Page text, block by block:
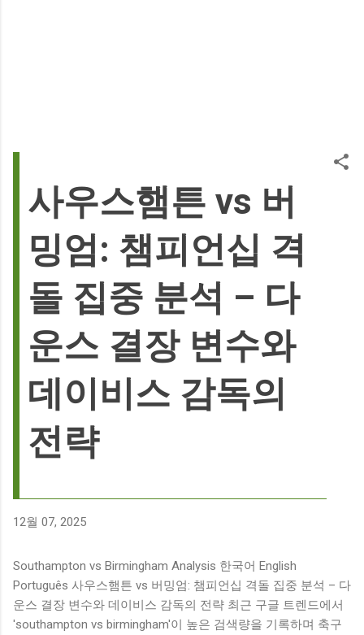
사우스햄튼 vs 버
밍엄: 챔피언십 격
돌 집중 분석 – 다
운스 결장 변수와
데이비스 감독의
전략
12월 07, 2025
Southampton vs Birmingham Analysis 한국어 English
Português 사우스햄튼 vs 버밍엄: 챔피언십 격돌 집중 분석 – 다
운스 결장 변수와 데이비스 감독의 전략 최근 구글 트렌드에서
'southampton vs birmingham'이 높은 검색량을 기록하며 축구